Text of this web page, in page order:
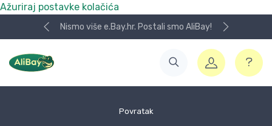
Ažuriraj postavke kolačića
Nismo više e.Bay.hr. Postali smo AliBay!
Povratak